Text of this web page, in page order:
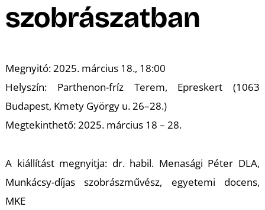
szobrászatban
Megnyitó: 2025. március 18., 18:00
Helyszín: Parthenon-fríz Terem, Epreskert (1063
Budapest, Kmety György u. 26–28.)
Megtekinthető: 2025. március 18 – 28.
A kiállítást megnyitja: dr. habil. Menasági Péter DLA,
Munkácsy-díjas szobrászművész, egyetemi docens,
MKE